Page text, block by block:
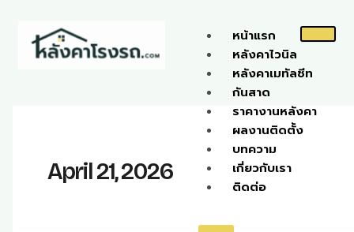
content
หน้าแรก
หลังคาไวนิล
หลังคาเมทัลชีท
กันสาด
ราคางานหลังคา
ผลงานติดตั้ง
บทความ
เกี่ยวกับเรา
ติดต่อ
April 21, 2026